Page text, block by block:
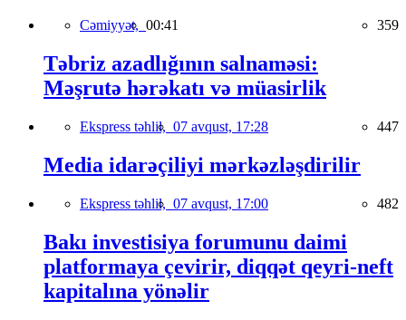
Cəmiyyət, 00:41 359
Təbriz azadlığının salnaməsi:
Məşrutə hərəkatı və müasirlik
Ekspress təhlil, 07 avqust, 17:28 447
Media idarəçiliyi mərkəzləşdirilir
Ekspress təhlil, 07 avqust, 17:00 482
Bakı investisiya forumunu daimi
platformaya çevirir, diqqət qeyri-neft
kapitalına yönəlir